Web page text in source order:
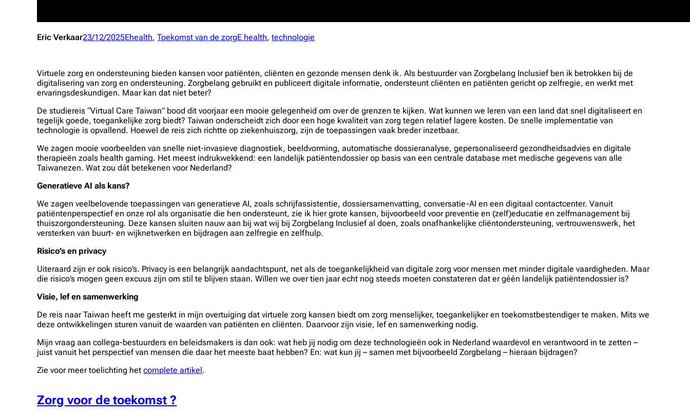
Eric Verkaar23/12/2025Ehealth, Toekomst van de zorgE health, technologie
Virtuele zorg en ondersteuning bieden kansen voor patiënten, cliënten en gezonde mensen denk ik. Als bestuurder van Zorgbelang Inclusief ben ik betrokken bij de
digitalisering van zorg en ondersteuning. Zorgbelang gebruikt en publiceert digitale informatie, ondersteunt cliënten en patiënten gericht op zelfregie, en werkt met
ervaringsdeskundigen. Maar kan dat niet beter?
De studiereis “Virtual Care Taiwan” bood dit voorjaar een mooie gelegenheid om over de grenzen te kijken. Wat kunnen we leren van een land dat snel digitaliseert en
tegelijk goede, toegankelijke zorg biedt? Taiwan onderscheidt zich door een hoge kwaliteit van zorg tegen relatief lagere kosten. De snelle implementatie van
technologie is opvallend. Hoewel de reis zich richtte op ziekenhuiszorg, zijn de toepassingen vaak breder inzetbaar.
We zagen mooie voorbeelden van snelle niet-invasieve diagnostiek, beeldvorming, automatische dossieranalyse, gepersonaliseerd gezondheidsadvies en digitale
therapieën zoals health gaming. Het meest indrukwekkend: een landelijk patiëntendossier op basis van een centrale database met medische gegevens van alle
Taiwanezen. Wat zou dát betekenen voor Nederland?
Generatieve AI als kans?
We zagen veelbelovende toepassingen van generatieve AI, zoals schrijfassistentie, dossiersamenvatting, conversatie-AI en een digitaal contactcenter. Vanuit
patiëntenperspectief en onze rol als organisatie die hen ondersteunt, zie ik hier grote kansen, bijvoorbeeld voor preventie en (zelf)educatie en zelfmanagement bij
thuiszorgondersteuning. Deze kansen sluiten nauw aan bij wat wij bij Zorgbelang Inclusief al doen, zoals onafhankelijke cliëntondersteuning, vertrouwenswerk, het
versterken van buurt- en wijknetwerken en bijdragen aan zelfregie en zelfhulp.
Risico’s en privacy
Uiteraard zijn er ook risico’s. Privacy is een belangrijk aandachtspunt, net als de toegankelijkheid van digitale zorg voor mensen met minder digitale vaardigheden. Maar
die risico’s mogen geen excuus zijn om stil te blijven staan. Willen we over tien jaar echt nog steeds moeten constateren dat er géén landelijk patiëntendossier is?
Visie, lef en samenwerking
De reis naar Taiwan heeft me gesterkt in mijn overtuiging dat virtuele zorg kansen biedt om zorg menselijker, toegankelijker en toekomstbestendiger te maken. Mits we
deze ontwikkelingen sturen vanuit de waarden van patiënten en cliënten. Daarvoor zijn visie, lef en samenwerking nodig.
Mijn vraag aan collega-bestuurders en beleidsmakers is dan ook: wat heb jij nodig om deze technologieën ook in Nederland waardevol en verantwoord in te zetten –
juist vanuit het perspectief van mensen die daar het meeste baat hebben? En: wat kun jij – samen met bijvoorbeeld Zorgbelang – hieraan bijdragen?
Zie voor meer toelichting hetcomplete artikel .
Zorg voor de toekomst ?